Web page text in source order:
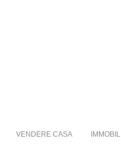
VENDERE CASA IMMOBILI